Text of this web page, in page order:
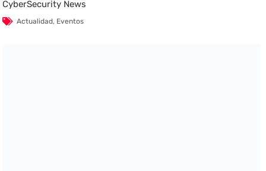
CyberSecurity News
Actualidad, Eventos